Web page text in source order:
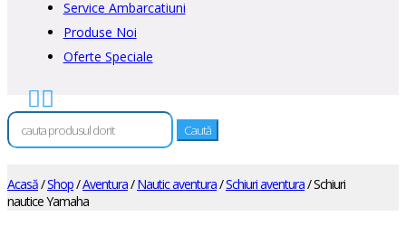
Service Ambarcatiuni
Produse Noi
Oferte Speciale
 
Caută
după:
Acasă/Shop/Aventura/Nautic aventura/Schiuri aventura/ Schiuri
nautice Yamaha